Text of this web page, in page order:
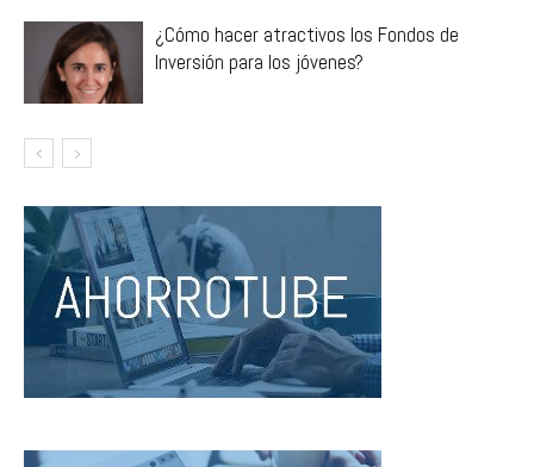
¿Cómo hacer atractivos los Fondos de
Inversión para los jóvenes?